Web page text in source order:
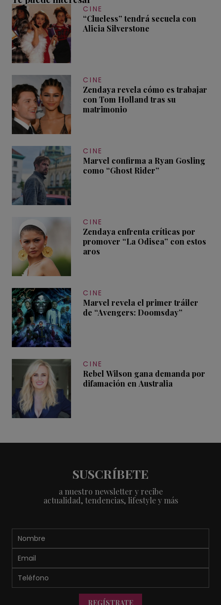
CINE
“Clueless” tendrá secuela con
Alicia Silverstone
CINE
Zendaya revela cómo es trabajar
con Tom Holland tras su
matrimonio
CINE
Marvel confirma a Ryan Gosling
como “Ghost Rider”
CINE
Zendaya enfrenta críticas por
promover “La Odisea” con estos
aros
CINE
Marvel revela el primer tráiler
de “Avengers: Doomsday”
CINE
Rebel Wilson gana demanda por
difamación en Australia
SUSCRÍBETE
a nuestro newsletter y recibe
actualidad, tendencias, lifestyle y más
REGÍSTRATE